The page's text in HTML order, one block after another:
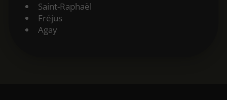
Saint-Raphaël
Fréjus
Agay